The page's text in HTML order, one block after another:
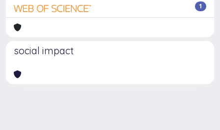
1
social impact